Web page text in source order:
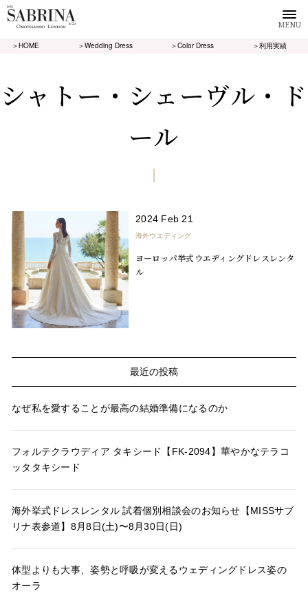
MENU
＞HOME ＞Wedding Dress ＞Color Dress ＞利用実績
シャトー・シェーヴル・ド
ール
2024 Feb 21
海外ウエディング
ヨーロッパ挙式ウエディングドレスレンタ
ル
最近の投稿
なぜ私を愛することが最高の結婚準備になるのか
フォルテクラウディア タキシード【FK-2094】華やかなテラコ
ッタタキシード
海外挙式ドレスレンタル 試着個別相談会のお知らせ【MISSサブ
リナ表参道】8月8日(土)〜8月30日(日)
体型よりも大事、姿勢と呼吸が変えるウェディングドレス姿の
オーラ